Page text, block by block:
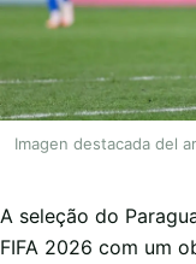
Imagen destacada del
A seleção do
FIFA 2026 com um